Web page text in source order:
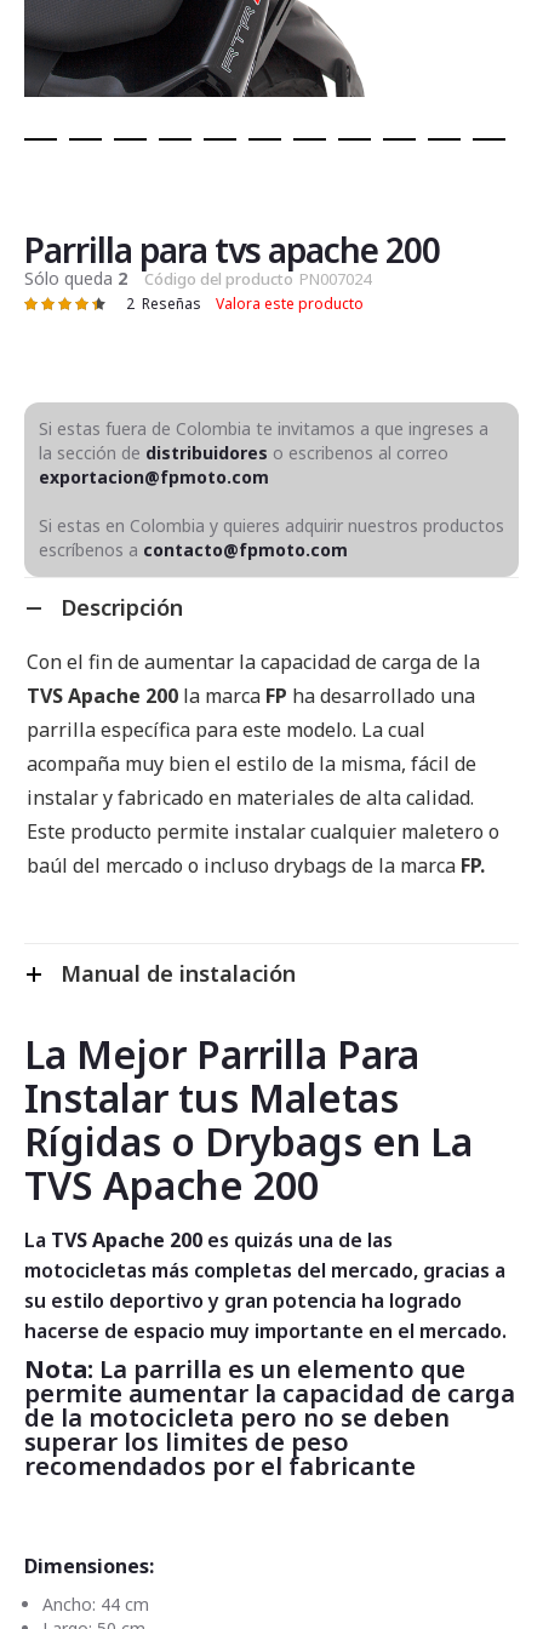
de
la
galería
de
Parrilla para tvs apache 200
Sólo queda 2 Código del producto PN007024
Valoración: 2 Reseñas Valora este producto
Si estas fuera de Colombia te invitamos a que ingreses a
la sección de distribuidores o escribenos al correo
exportacion@fpmoto.com
Si estas en Colombia y quieres adquirir nuestros productos
escríbenos a contacto@fpmoto.com
Descripción
Con el fin de aumentar la capacidad de carga de la
TVS Apache 200 la marca FP ha desarrollado una
parrilla específica para este modelo. La cual
acompaña muy bien el estilo de la misma, fácil de
instalar y fabricado en materiales de alta calidad.
Este producto permite instalar cualquier maletero o
baúl del mercado o incluso drybags de la marca FP.
Manual de instalación
La Mejor Parrilla Para
Instalar tus Maletas
Rígidas o Drybags en La
TVS Apache 200
La TVS Apache 200 es quizás una de las
motocicletas más completas del mercado, gracias a
su estilo deportivo y gran potencia ha logrado
hacerse de espacio muy importante en el mercado.
Nota: La parrilla es un elemento que
permite aumentar la capacidad de carga
de la motocicleta pero no se deben
superar los limites de peso
recomendados por el fabricante
Dimensiones:
Ancho: 44 cm